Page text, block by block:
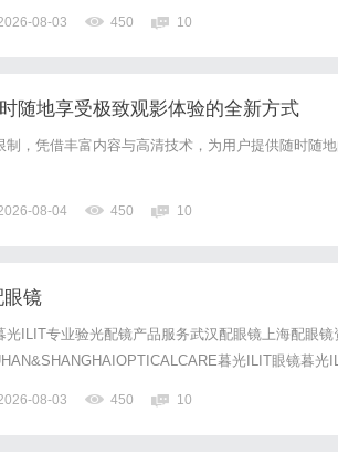
现于武汉与上海设有4家门店。以完整验光、正品镜
优惠，兼顾高专业度与高性价比...
08-03 450 10
随地享受极致观影体验的全新方式
制，凭借丰富内容与高清技术，为用户提供随时随
08-04 450 10
眼镜
光ILIT专业验光配镜产品服务武汉配眼镜上海配眼
暮光ILIT眼镜暮光
现于武汉与上海设有4家门店。以完整验光、正品镜
优惠，兼顾高专业度与高性价比...
08-03 450 10